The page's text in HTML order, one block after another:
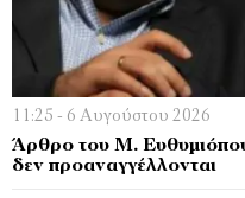
11:25 - 6 Αυγούστου 2026
Άρθρο του Μ.
δεν προαναγγέλλονται